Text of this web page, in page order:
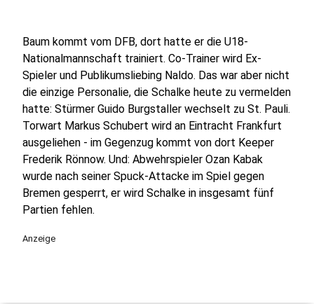
Baum kommt vom DFB, dort hatte er die U18-
Nationalmannschaft trainiert. Co-Trainer wird Ex-
Spieler und Publikumsliebing Naldo. Das war aber nicht
die einzige Personalie, die Schalke heute zu vermelden
hatte: Stürmer Guido Burgstaller wechselt zu St. Pauli.
Torwart Markus Schubert wird an Eintracht Frankfurt
ausgeliehen - im Gegenzug kommt von dort Keeper
Frederik Rönnow. Und: Abwehrspieler Ozan Kabak
wurde nach seiner Spuck-Attacke im Spiel gegen
Bremen gesperrt, er wird Schalke in insgesamt fünf
Partien fehlen.
Anzeige